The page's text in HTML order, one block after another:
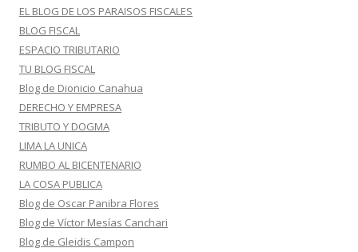
EL BLOG DE LOS PARAISOS FISCALES
BLOG FISCAL
ESPACIO TRIBUTARIO
TU BLOG FISCAL
Blog de Dionicio Canahua
DERECHO Y EMPRESA
TRIBUTO Y DOGMA
LIMA LA UNICA
RUMBO AL BICENTENARIO
LA COSA PUBLICA
Blog de Oscar Panibra Flores
Blog de Víctor Mesías Canchari
Blog de Gleidis Campon